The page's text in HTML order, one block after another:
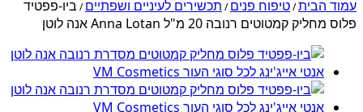
עמוד הבית/טיפוח פנים/ תכשירים לעיניים ושפתיים/ ביו-פפטיד
פלוס מחליק קמטוטים רנובה 20 מ"ל Anna Lotan אנה לוטן